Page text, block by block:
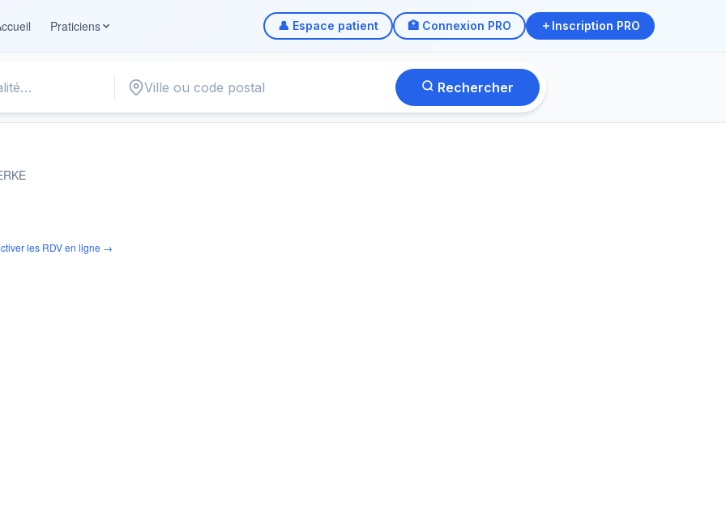
Praticiens 👤 Espace patient 🏥 Connexion PRO Inscription PRO
Rechercher
les RDV en ligne →